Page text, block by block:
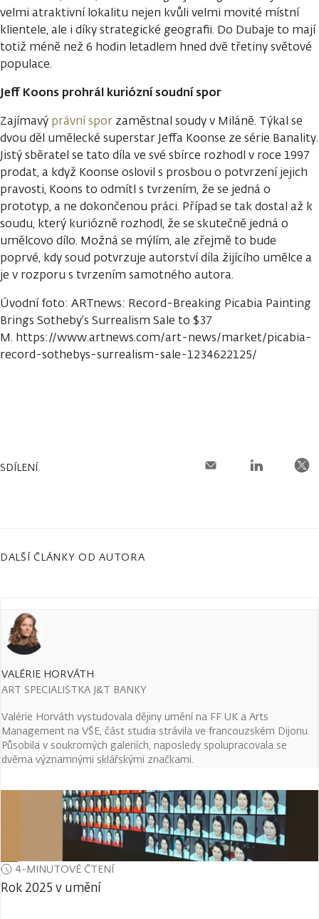
velmi atraktivní lokalitu nejen kvůli velmi movité místní
klientele, ale i díky strategické geografii. Do Dubaje to mají
totiž méně než 6 hodin letadlem hned dvě třetiny světové
populace.
Jeff Koons prohrál kuriózní soudní spor
Zajímavý právní spor zaměstnal soudy v Miláně. Týkal se
dvou děl umělecké superstar Jeffa Koonse ze série Banality.
Jistý sběratel se tato díla ve své sbírce rozhodl v roce 1997
prodat, a když Koonse oslovil s prosbou o potvrzení jejich
pravosti, Koons to odmítl s tvrzením, že se jedná o
prototyp, a ne dokončenou práci. Případ se tak dostal až k
soudu, který kuriózně rozhodl, že se skutečně jedná o
umělcovo dílo. Možná se mýlím, ale zřejmě to bude
poprvé, kdy soud potvrzuje autorství díla žijícího umělce a
je v rozporu s tvrzením samotného autora.
Úvodní foto: ARTnews: Record-Breaking Picabia Painting
Brings Sotheby’s Surrealism Sale to $37
M. https://www.artnews.com/art-news/market/picabia-
record-sothebys-surrealism-sale-1234622125/
SDÍLENÍ
DALŠÍ ČLÁNKY OD AUTORA
VALÉRIE HORVÁTH
ART SPECIALISTKA J&T BANKY
Valérie Horváth vystudovala dějiny umění na FF UK a Arts
Management na VŠE, část studia strávila ve francouzském Dijonu.
Působila v soukromých galeriích, naposledy spolupracovala se
dvěma významnými sklářskými značkami.
4-MINUTOVÉ ČTENÍ
Rok 2025 v umění